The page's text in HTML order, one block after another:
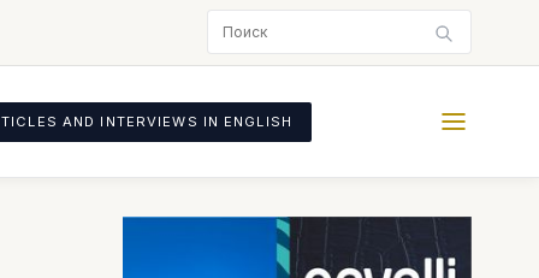
AND INTERVIEWS IN ENGLISH